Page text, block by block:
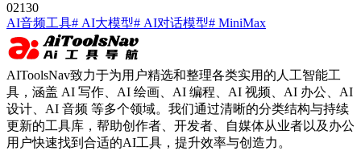
02130
AI音频工具# AI大模型# AI对话模型# MiniMax
AIToolsNav致力于为用户精选和整理各类实用的人工智能工
具，涵盖 AI 写作、AI 绘画、AI 编程、AI 视频、AI 办公、AI
设计、AI 音频 等多个领域。我们通过清晰的分类结构与持续
更新的工具库，帮助创作者、开发者、自媒体从业者以及办公
用户快速找到合适的AI工具，提升效率与创造力。